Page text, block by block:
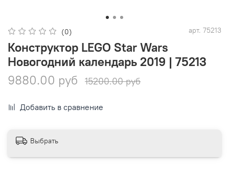
(0) арт. 75213
Конструктор LEGO Star Wars
Новогодний календарь 2019 | 75213
9880.00 руб
15200.00 руб
Добавить в сравнение
Выбрать